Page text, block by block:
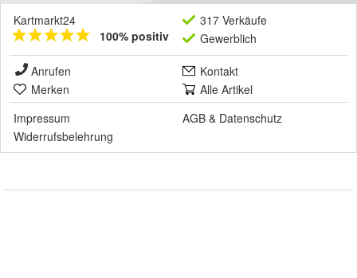
Kartmarkt24
100% positiv
317 Verkäufe
Gewerblich
Anrufen
Kontakt
Merken
Alle Artikel
Impressum
AGB & Datenschutz
Widerrufsbelehrung